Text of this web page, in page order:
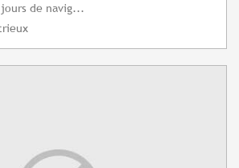
jours de navig...